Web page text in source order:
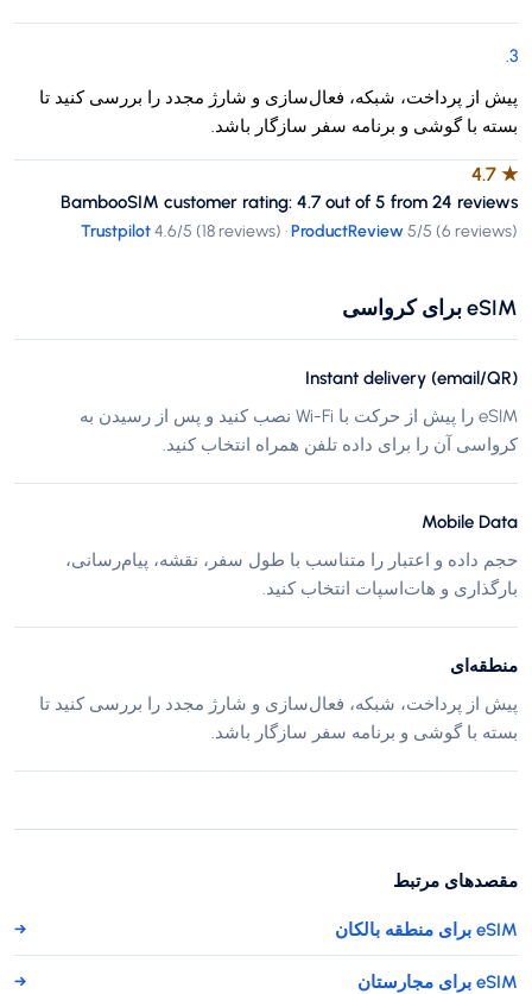
3
.
پیش از پرداخت، شبکه، فعال‌سازی و شارژ مجدد را بررسی کنید تا
بسته با گوشی و برنامه سفر سازگار باشد.
★
4.7
BambooSIM customer rating: 4.7 out of 5 from 24 reviews
Trustpilot4.6/5 (18 reviews) ·ProductReview5/5 (6 reviews)
eSIM برای کرواسی
Instant delivery (email/QR)
eSIM را پیش از حرکت با Wi-Fi نصب کنید و پس از رسیدن به
کرواسی آن را برای داده تلفن همراه انتخاب کنید.
Mobile Data
حجم داده و اعتبار را متناسب با طول سفر، نقشه، پیام‌رسانی،
بارگذاری و هات‌اسپات انتخاب کنید.
منطقه‌ای
پیش از پرداخت، شبکه، فعال‌سازی و شارژ مجدد را بررسی کنید تا
بسته با گوشی و برنامه سفر سازگار باشد.
مقصدهای مرتبط
eSIM برای منطقه بالکان →
eSIM برای مجارستان →